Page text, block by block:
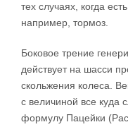
тех случаях, когда
например, тормоз.
Боковое трение
действует на шасси
скольжения колеса.
с величиной все куда
формулу Пацейки